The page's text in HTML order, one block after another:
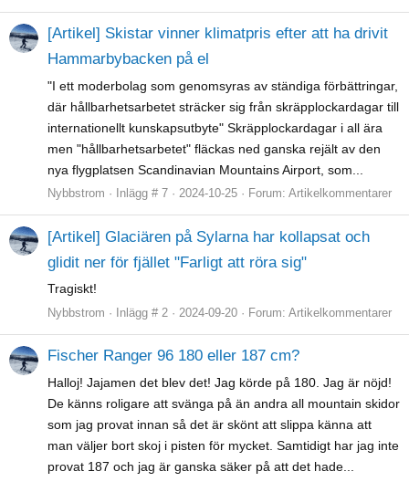
[Artikel] Skistar vinner klimatpris efter att ha drivit
Hammarbybacken på el
"I ett moderbolag som genomsyras av ständiga förbättringar,
där hållbarhetsarbetet sträcker sig från skräpplockardagar till
internationellt kunskapsutbyte" Skräpplockardagar i all ära
men "hållbarhetsarbetet" fläckas ned ganska rejält av den
nya flygplatsen Scandinavian Mountains Airport, som...
Nybbstrom Inlägg # 7 2024-10-25 Forum: Artikelkommentarer
[Artikel] Glaciären på Sylarna har kollapsat och
glidit ner för fjället "Farligt att röra sig"
Tragiskt!
Nybbstrom Inlägg # 2 2024-09-20 Forum: Artikelkommentarer
Fischer Ranger 96 180 eller 187 cm?
Halloj! Jajamen det blev det! Jag körde på 180. Jag är nöjd!
De känns roligare att svänga på än andra all mountain skidor
som jag provat innan så det är skönt att slippa känna att
man väljer bort skoj i pisten för mycket. Samtidigt har jag inte
provat 187 och jag är ganska säker på att det hade...